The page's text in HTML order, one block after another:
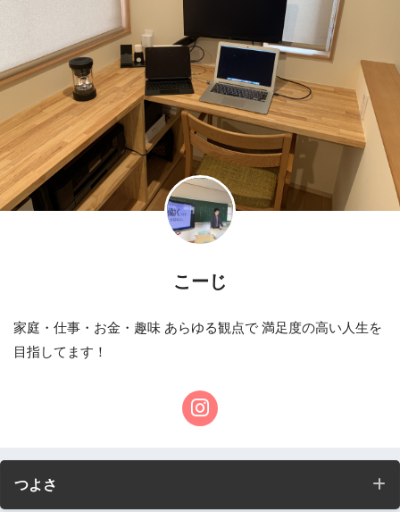
こーじ
家庭・仕事・お金・趣味 あらゆる観点で 満足度の高い人生を
目指してます！
つよさ